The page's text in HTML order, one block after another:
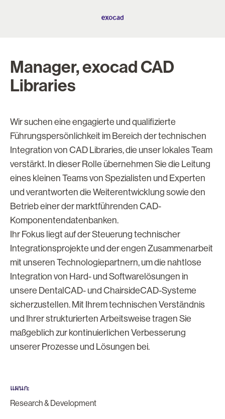
Manager, exocad CAD
Libraries
Wir suchen eine engagierte und qualifizierte
Führungspersönlichkeit im Bereich der technischen
Integration von CAD Libraries, die unser lokales Team
verstärkt. In dieser Rolle übernehmen Sie die Leitung
eines kleinen Teams von Spezialisten und Experten
und verantworten die Weiterentwicklung sowie den
Betrieb einer der marktführenden CAD-
Komponentendatenbanken.
Ihr Fokus liegt auf der Steuerung technischer
Integrationsprojekte und der engen Zusammenarbeit
mit unseren Technologiepartnern, um die nahtlose
Integration von Hard- und Softwarelösungen in
unsere DentalCAD- und ChairsideCAD-Systeme
sicherzustellen. Mit Ihrem technischen Verständnis
und Ihrer strukturierten Arbeitsweise tragen Sie
maßgeblich zur kontinuierlichen Verbesserung
unserer Prozesse und Lösungen bei.
แผนก
Research & Development